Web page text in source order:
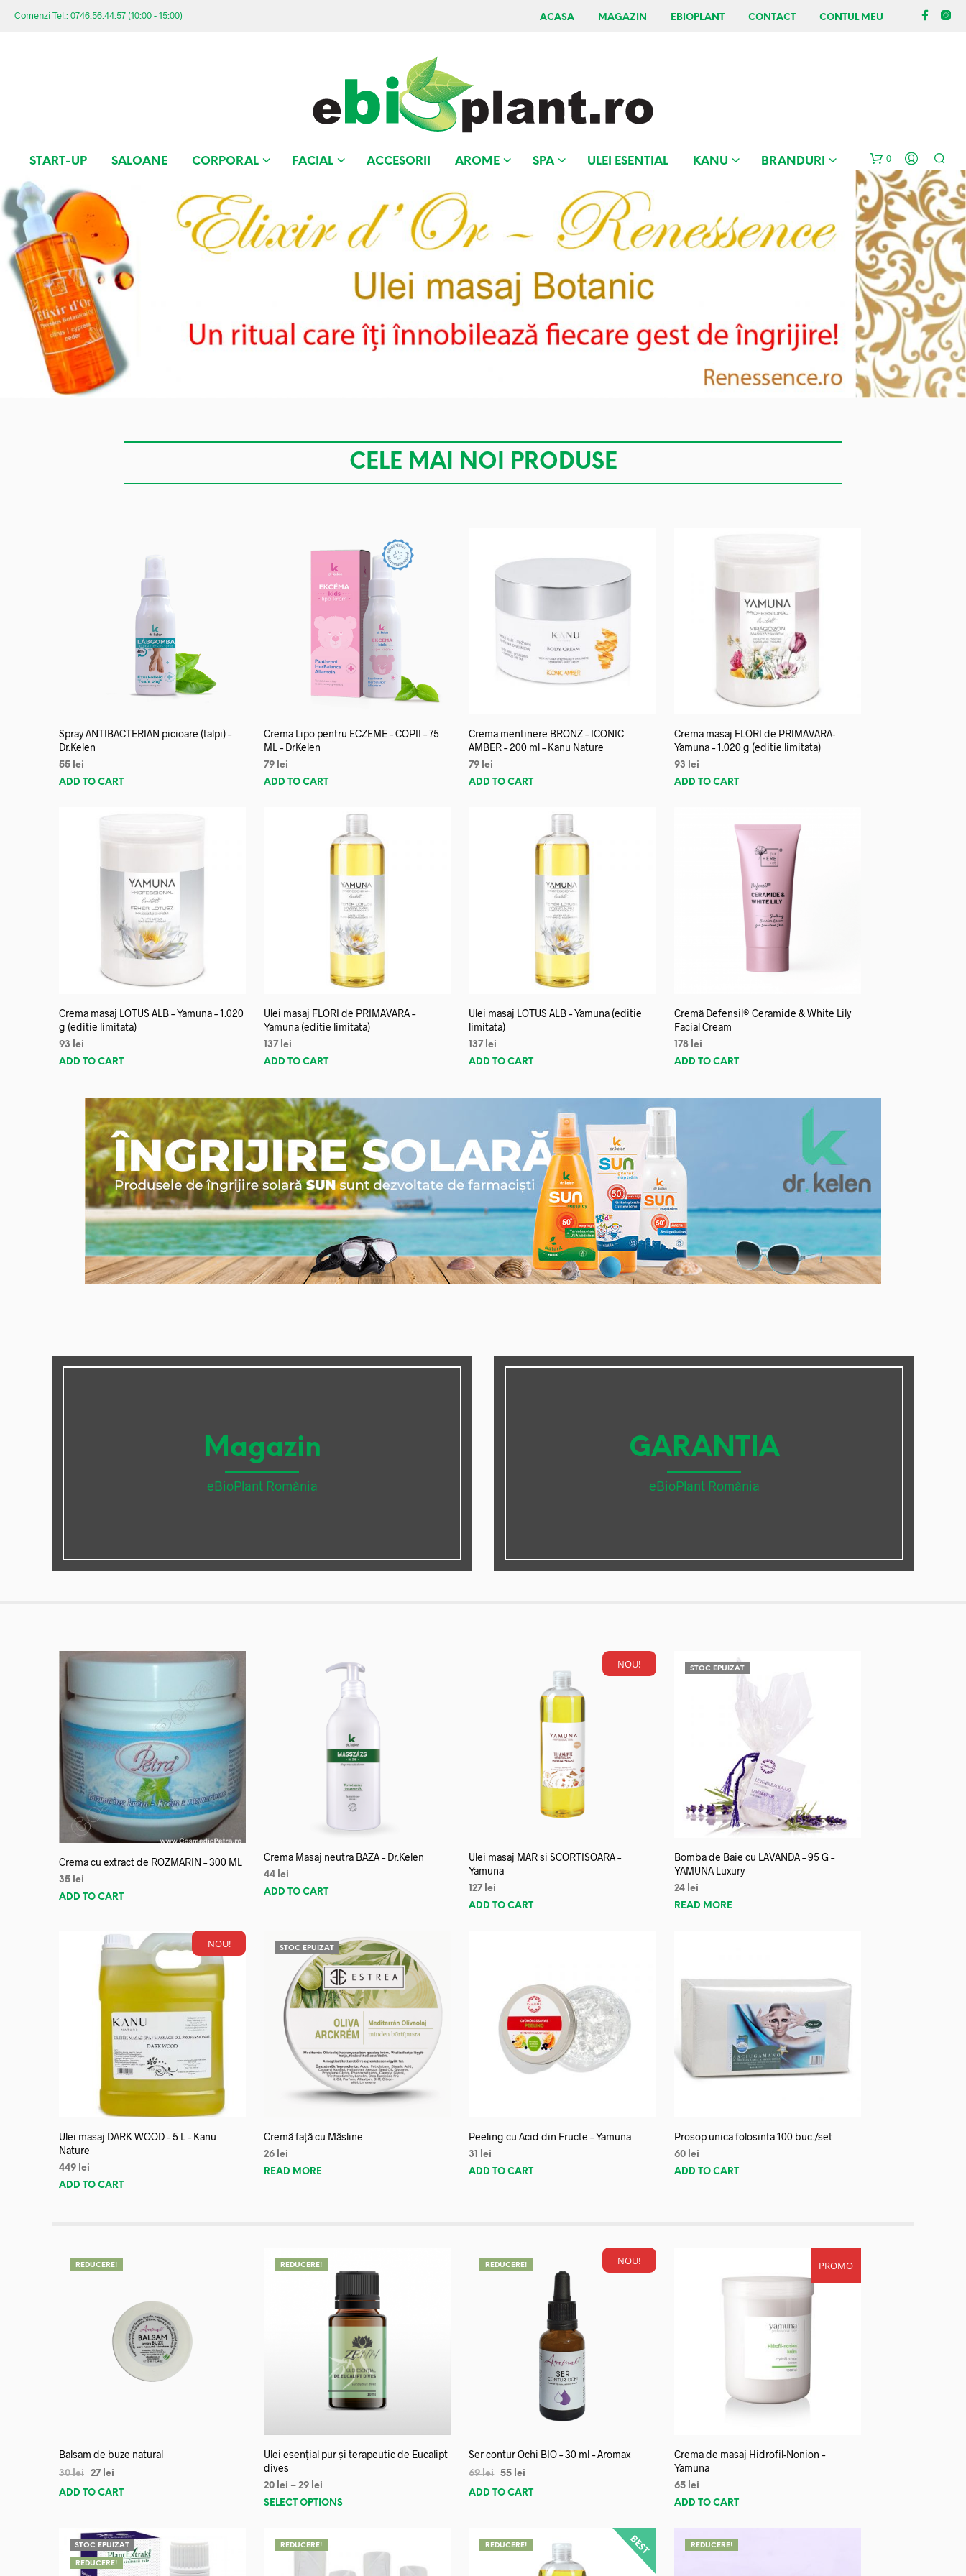
Comenzi Tel.: 0746.56.44.57 (10:00 - 15:00) ACASA MAGAZIN EBIOPLANT CONTACT CONTUL MEU
START-UP SALOANE CORPORAL FACIAL ACCESORII AROME SPA ULEI ESENTIAL KANU BRANDURI 0
CELE MAI NOI PRODUSE
Spray ANTIBACTERIAN picioare (talpi) –
Dr.Kelen
55 lei
ADD TO CART
Crema Lipo pentru ECZEME – COPII – 75
ML – DrKelen
79 lei
ADD TO CART
Crema mentinere BRONZ – ICONIC
AMBER – 200 ml – Kanu Nature
79 lei
ADD TO CART
Crema masaj FLORI de PRIMAVARA-
Yamuna – 1.020 g (editie limitata)
93
lei
ADD TO CART
Crema masaj LOTUS ALB – Yamuna – 1.020
g (editie limitata)
93
lei
ADD TO CART
Ulei masaj FLORI de PRIMAVARA –
Yamuna (editie limitata)
137 lei
ADD TO CART
Ulei masaj LOTUS ALB – Yamuna (editie
limitata)
137 lei
ADD TO CART
Cremă Defensil® Ceramide & White Lily
Facial Cream
178 lei
ADD TO CART
Magazin
eBioPlant România
GARANTIA
eBioPlant România
Crema cu extract de ROZMARIN – 300 ML
35 lei
ADD TO CART
Crema Masaj neutra BAZA – Dr.Kelen
44 lei
ADD TO CART
NOU!
Ulei masaj MAR si SCORTISOARA –
Yamuna
127 lei
ADD TO CART
STOC EPUIZAT
Bomba de Baie cu LAVANDA – 95 G –
YAMUNA Luxury
24 lei
READ MORE
NOU!
Ulei masaj DARK WOOD – 5 L – Kanu
Nature
449 lei
ADD TO CART
STOC EPUIZAT
Cremă față cu Măsline
26 lei
READ MORE
Peeling cu Acid din Fructe – Yamuna
31
lei
ADD TO CART
Prosop unica folosinta 100 buc./set
60 lei
ADD TO CART
REDUCERE!
Balsam de buze natural
30lei 27 lei
ADD TO CART
REDUCERE!
Ulei esențial pur și terapeutic de Eucalipt
dives
20 lei –29 lei
SELECT OPTIONS
NOU!
REDUCERE!
Ser contur Ochi BIO – 30 ml – Aromax
69lei 55 lei
ADD TO CART
PROMO
Crema de masaj Hidrofil-Nonion –
Yamuna
65 lei
ADD TO CART
STOC EPUIZAT
REDUCERE!
REDUCERE! REDUCERE! REDUCERE!